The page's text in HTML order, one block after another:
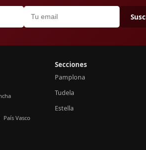
País Vasco
Secciones
Pamplona
Tudela
Estella